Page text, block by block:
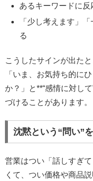
あるキーワードに
「少し考えます」
る
こうしたサインが出た
「いま、お気持ち的に
か？」と**“感情に対し
づけることがあります。
沈黙という“問い”
営業はつい「話しすぎ
くて、つい価格や商品